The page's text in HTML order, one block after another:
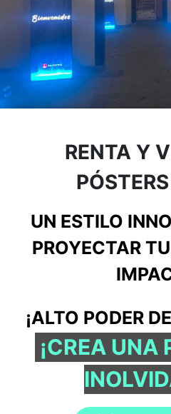
RENTA Y
UN ESTILO
PROYECTAR
¡ALTO PODER
¡CREA UNA